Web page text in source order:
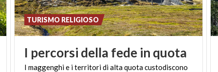
I percorsi della fede in quota
I maggenghi e i territori di alta quota custodiscono
TURISMO RELIGIOSO